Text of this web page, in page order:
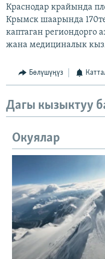
Краснодар крайында
Крымск шаарында
каптаган региондорго
жана медициналык
Бөлүшүңүз
Дагы кызыктуу
Окуялар